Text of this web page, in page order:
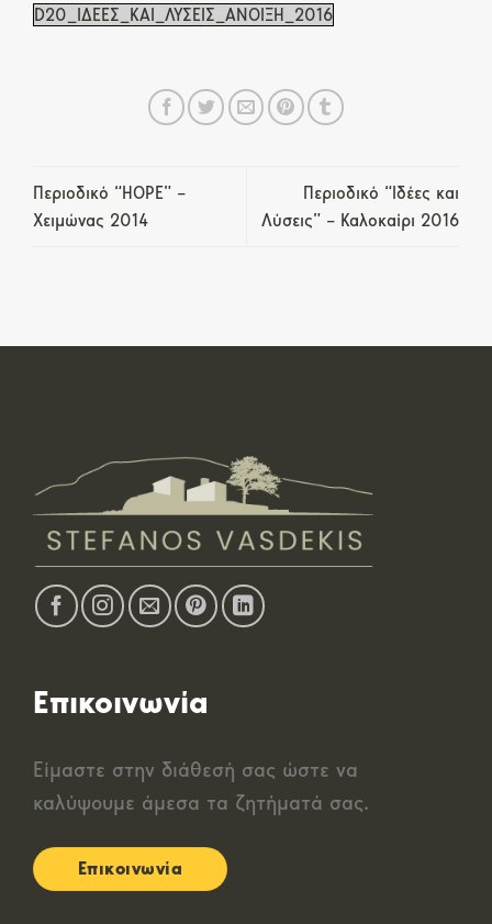
D20_ΙΔΕΕΣ_ΚΑΙ_ΛΥΣΕΙΣ_ΑΝΟΙΞΗ_2016
Περιοδικό “HOPE” –
Χειμώνας 2014
Περιοδικό “Ιδέες και
Λύσεις” – Καλοκαίρι 2016
Επικοινωνία
Είμαστε στην διάθεσή σας ώστε να
καλύψουμε άμεσα τα ζητήματά σας.
Επικοινωνία